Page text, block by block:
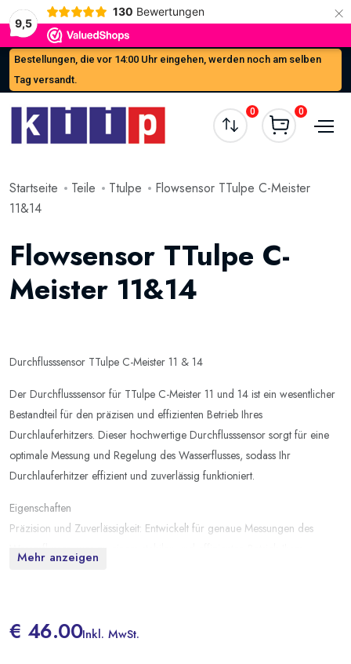
9,5
130 Bewertungen ×
Bestellungen, die vor 14:00 Uhr eingehen, werden noch am selben
Tag versandt.
0 0
Startseite Teile Ttulpe
Flowsensor TTulpe C-Meister
11&14
Flowsensor TTulpe C-
Meister 11&14
Durchflusssensor TTulpe C-Meister 11 & 14
Der Durchflusssensor für TTulpe C-Meister 11 und 14 ist ein wesentlicher
Bestandteil für den präzisen und effizienten Betrieb Ihres
Durchlauferhitzers. Dieser hochwertige Durchflusssensor sorgt für eine
optimale Messung und Regelung des Wasserflusses, sodass Ihr
Durchlauferhitzer effizient und zuverlässig funktioniert.
Eigenschaften
Präzision und Zuverlässigkeit: Entwickelt für genaue Messungen des
Wasserflusses, was zu einem stabilen und effizienten Betrieb Ihres
ist.
Mehr anzeigen
€ 46.00Inkl. MwSt.